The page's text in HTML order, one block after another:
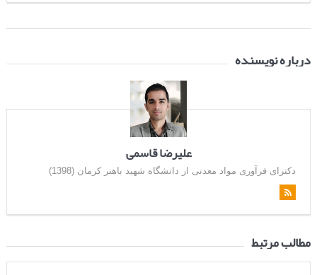
درباره نویسنده
علیرضا قاسمی
دکترای فرآوری مواد معدنی از دانشگاه شهید باهنر کرمان (1398)
مطالب مرتبط